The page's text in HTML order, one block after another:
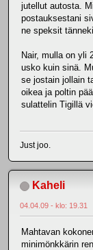
jutellut autosta.
postauksestani
ne speksit
Nair, mulla on yli
usko kuin sinä.
se jostain jollain
oikea ja poltin
sulattelin Tigillä
Just joo.
Kaheli
04.04.09 - klo: 19.31
Mahtavan
minimönkkärin